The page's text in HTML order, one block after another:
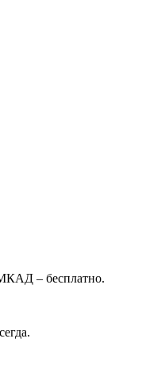
– бесплатно.